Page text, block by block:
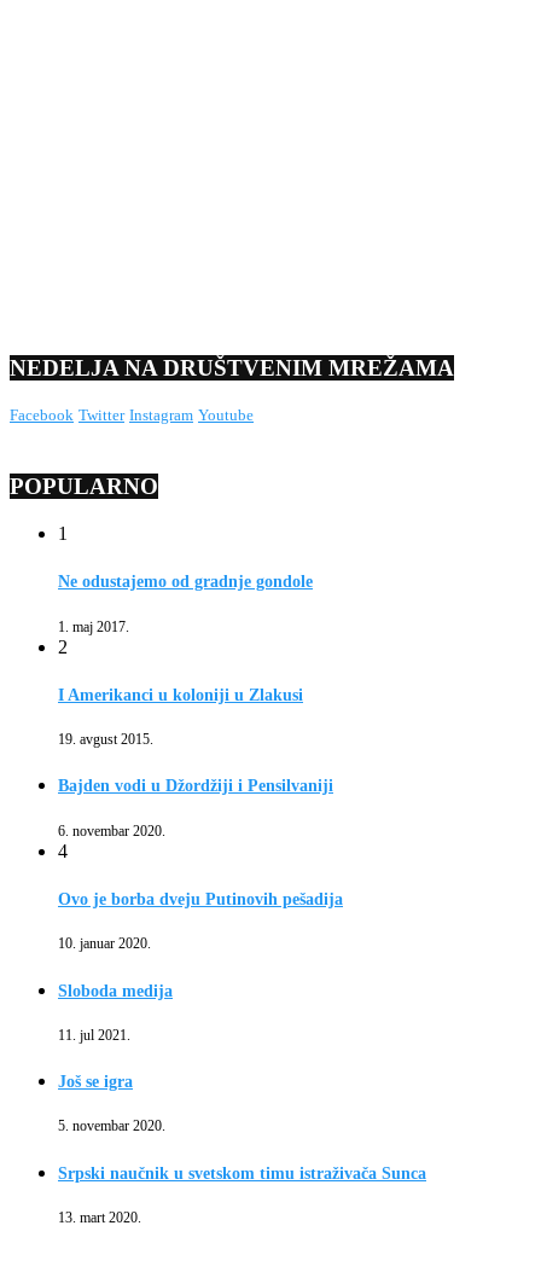
NEDELJA NA DRUŠTVENIM MREŽAMA
Facebook Twitter Instagram Youtube
POPULARNO
1
Ne odustajemo od gradnje gondole
1. maj 2017.
2
I Amerikanci u koloniji u Zlakusi
19. avgust 2015.
Bajden vodi u Džordžiji i Pensilvaniji
6. novembar 2020.
4
Ovo je borba dveju Putinovih pešadija
10. januar 2020.
Sloboda medija
11. jul 2021.
Još se igra
5. novembar 2020.
Srpski naučnik u svetskom timu istraživača Sunca
13. mart 2020.